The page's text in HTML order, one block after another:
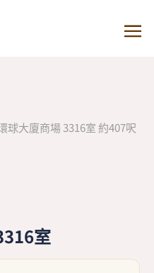
球大廈商場 3316室 約407呎
室